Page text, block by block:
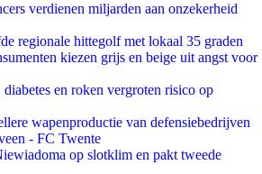
verdienen miljarden aan onzekerheid
regionale hittegolf met lokaal 35 graden
kiezen grijs en beige uit angst voor
en roken vergroten risico op
wapenproductie van defensiebedrijven
- FC Twente
op slotklim en pakt tweede